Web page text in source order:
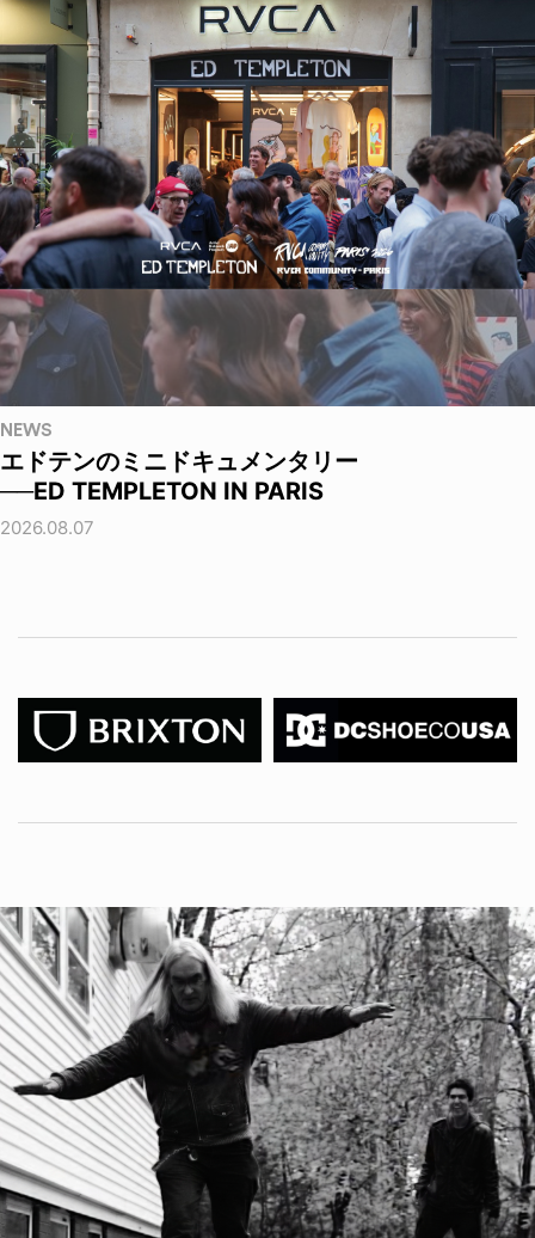
NEWS
エドテンのミニドキュメンタリー
──ED TEMPLETON IN PARIS
2026.08.07